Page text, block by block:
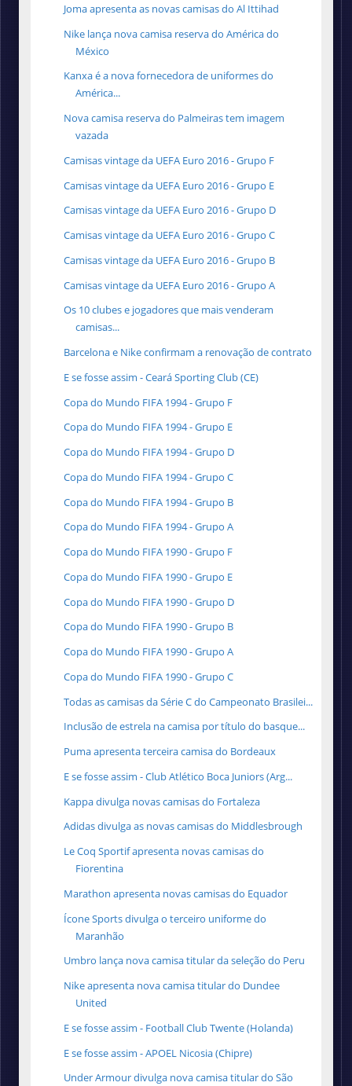
Joma apresenta as novas camisas do Al Ittihad
Nike lança nova camisa reserva do América do
México
Kanxa é a nova fornecedora de uniformes do
América...
Nova camisa reserva do Palmeiras tem imagem
vazada
Camisas vintage da UEFA Euro 2016 - Grupo F
Camisas vintage da UEFA Euro 2016 - Grupo E
Camisas vintage da UEFA Euro 2016 - Grupo D
Camisas vintage da UEFA Euro 2016 - Grupo C
Camisas vintage da UEFA Euro 2016 - Grupo B
Camisas vintage da UEFA Euro 2016 - Grupo A
Os 10 clubes e jogadores que mais venderam
camisas...
Barcelona e Nike confirmam a renovação de contrato
E se fosse assim - Ceará Sporting Club (CE)
Copa do Mundo FIFA 1994 - Grupo F
Copa do Mundo FIFA 1994 - Grupo E
Copa do Mundo FIFA 1994 - Grupo D
Copa do Mundo FIFA 1994 - Grupo C
Copa do Mundo FIFA 1994 - Grupo B
Copa do Mundo FIFA 1994 - Grupo A
Copa do Mundo FIFA 1990 - Grupo F
Copa do Mundo FIFA 1990 - Grupo E
Copa do Mundo FIFA 1990 - Grupo D
Copa do Mundo FIFA 1990 - Grupo B
Copa do Mundo FIFA 1990 - Grupo A
Copa do Mundo FIFA 1990 - Grupo C
Todas as camisas da Série C do Campeonato Brasilei...
Inclusão de estrela na camisa por título do basque...
Puma apresenta terceira camisa do Bordeaux
E se fosse assim - Club Atlético Boca Juniors (Arg...
Kappa divulga novas camisas do Fortaleza
Adidas divulga as novas camisas do Middlesbrough
Le Coq Sportif apresenta novas camisas do
Fiorentina
Marathon apresenta novas camisas do Equador
Ícone Sports divulga o terceiro uniforme do
Maranhão
Umbro lança nova camisa titular da seleção do Peru
Nike apresenta nova camisa titular do Dundee
United
E se fosse assim - Football Club Twente (Holanda)
E se fosse assim - APOEL Nicosia (Chipre)
Under Armour divulga nova camisa titular do São